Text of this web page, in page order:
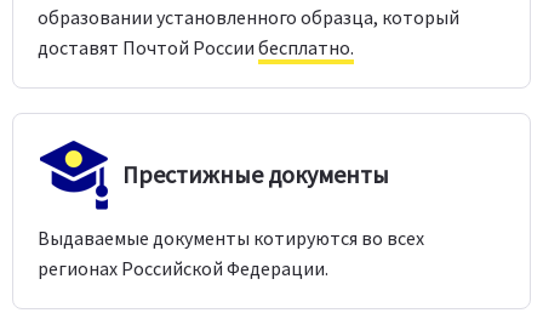
образовании установленного образца, который
доставят Почтой России бесплатно.
Престижные документы
Выдаваемые документы котируются во всех
регионах Российской Федерации.